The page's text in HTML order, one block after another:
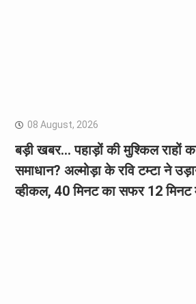
08 August, 2026
बड़ी खबर… पहाड़ों की मुश्किल राहों
समाधान? अल्मोड़ा के रवि टम्टा ने
व्हीकल, 40 मिनट का सफर 12 मिनट